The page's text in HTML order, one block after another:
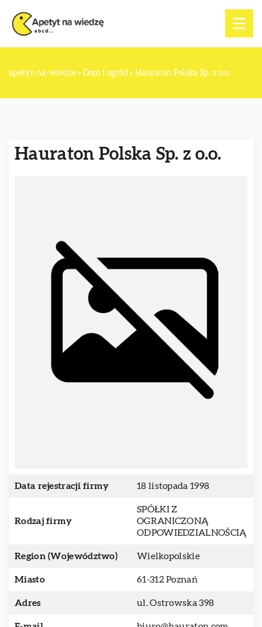
apetyt-na-wiedze» Dom i ogród » Hauraton Polska Sp. z o.o.
Hauraton Polska Sp. z o.o.
Data rejestracji firmy 18 listopada 1998
Rodzaj firmy
SPÓŁKI Z
OGRANICZONĄ
ODPOWIEDZIALNOŚCIĄ
Region (Województwo) Wielkopolskie
Miasto 61-312 Poznań
Adres ul. Ostrowska 398